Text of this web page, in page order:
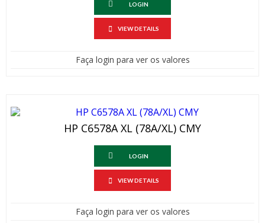
LOGIN
VIEW DETAILS
Faça login para ver os valores
HP C6578A XL (78A/XL) CMY
LOGIN
VIEW DETAILS
Faça login para ver os valores